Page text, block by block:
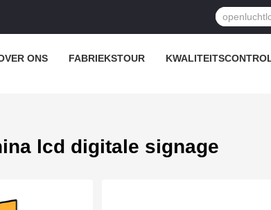
ONS FABRIEKSTOUR
lcd digitale signage